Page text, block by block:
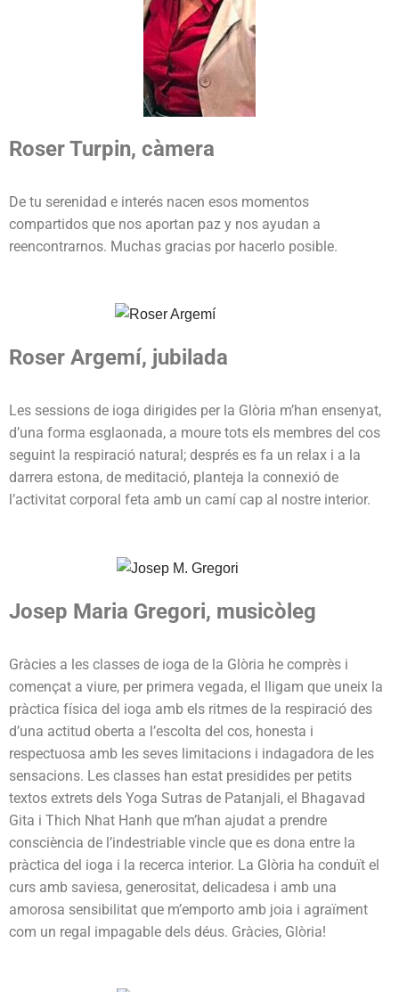
Roser Turpin, càmera
De tu serenidad e interés nacen esos momentos
compartidos que nos aportan paz y nos ayudan a
reencontrarnos. Muchas gracias por hacerlo posible.
Roser Argemí, jubilada
Les sessions de ioga dirigides per la Glòria m’han ensenyat,
d’una forma esglaonada, a moure tots els membres del cos
seguint la respiració natural; després es fa un relax i a la
darrera estona, de meditació, planteja la connexió de
l’activitat corporal feta amb un camí cap al nostre interior.
Josep Maria Gregori, musicòleg
Gràcies a les classes de ioga de la Glòria he comprès i
començat a viure, per primera vegada, el lligam que uneix la
pràctica física del ioga amb els ritmes de la respiració des
d’una actitud oberta a l’escolta del cos, honesta i
respectuosa amb les seves limitacions i indagadora de les
sensacions. Les classes han estat presidides per petits
textos extrets dels Yoga Sutras de Patanjali, el Bhagavad
Gita i Thich Nhat Hanh que m’han ajudat a prendre
consciència de l’indestriable vincle que es dona entre la
pràctica del ioga i la recerca interior. La Glòria ha conduït el
curs amb saviesa, generositat, delicadesa i amb una
amorosa sensibilitat que m’emporto amb joia i agraïment
com un regal impagable dels déus. Gràcies, Glòria!